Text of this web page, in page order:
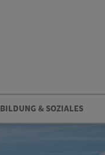
BILDUNG & SOZIALES